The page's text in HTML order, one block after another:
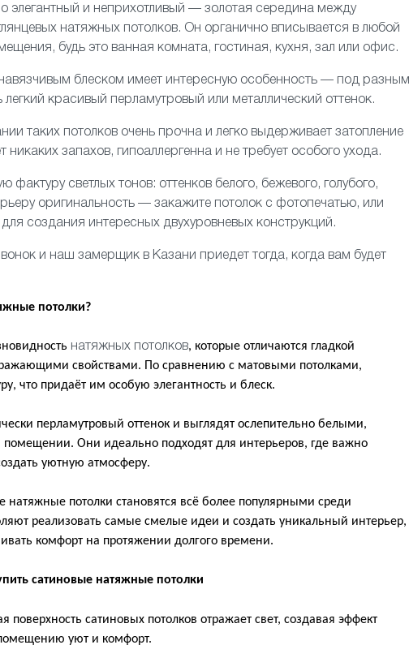
элегантный и неприхотливый — золотая середина между
натяжных потолков. Он органично вписывается в любой
будь это ванная комната, гостиная , кухня , зал или офис.
блеском имеет интересную особенность — под разным
красивый перламутровый или металлический оттенок.
таких потолков очень прочна и легко выдерживает затопление
никаких запахов, гипоаллергенна и не требует особого ухода.
светлых тонов: оттенков белого, бежевого, голубого,
оригинальность — закажите потолок с фотопечатью, или
для создания интересных двухуровневых конструкций.
и наш замерщик в Казани приедет тогда, когда вам будет
потолки?
натяжных потолков, которые отличаются гладкой
свойствами. По сравнению с матовыми потолками,
что придаёт им особую элегантность и блеск.
перламутровый оттенок и выглядят ослепительно белыми,
помещении. Они идеально подходят для интерьеров, где важно
уютную атмосферу.
натяжные потолки становятся всё более популярными среди
реализовать самые смелые идеи и создать уникальный интерьер,
комфорт на протяжении долгого времени.
сатиновые натяжные потолки
сатиновых потолков отражает свет, создавая эффект
уют и комфорт.